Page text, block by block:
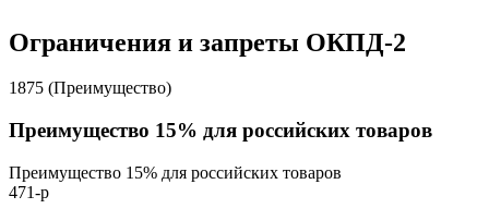
Ограничения и запреты ОКПД-2
1875 (Преимущество)
Преимущество 15% для российских товаров
Преимущество 15% для российских товаров
471-р